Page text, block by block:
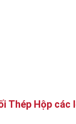
Thép Hộp các